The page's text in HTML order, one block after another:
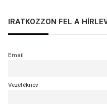
IRATKOZZON FEL A
Email
Vezetéknév